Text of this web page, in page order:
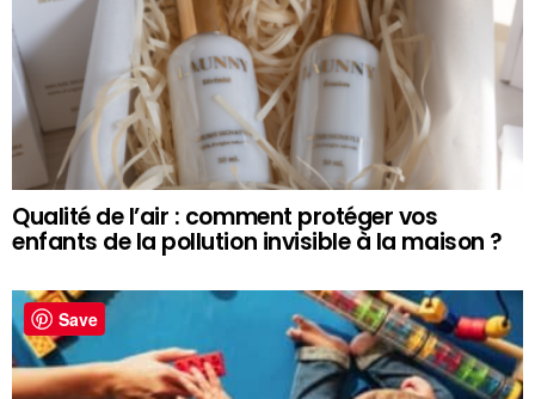
Qualité de l’air : comment protéger vos
enfants de la pollution invisible à la maison ?
Save